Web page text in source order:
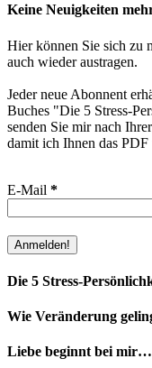
Keine Neuigkeiten
Hier können Sie sich zu
auch wieder austragen.
Jeder neue Abonnent
Buches "Die 5 Stress-
senden Sie mir nach
damit ich Ihnen das PDF
E-Mail *
Die 5 Stress-
Wie Veränderung
Liebe beginnt bei